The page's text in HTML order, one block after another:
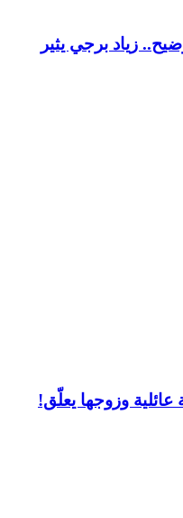
زياد برجي يثير
عائلية وزوجها يعلّق!